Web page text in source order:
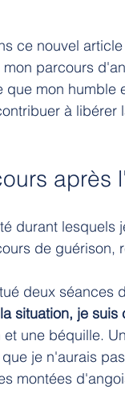
ce nouvel
parcours
que mon
à
après
durant lesquels
de guérison,
deux séances
situation, je
une béquille.
je n'aurais
montées